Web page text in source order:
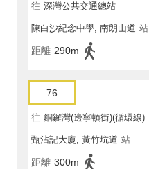
往 深灣公共交通總站
陳白沙紀念中學, 南朗山道 站
距離 290m
76
往 銅鑼灣(邊寧頓街)(循環線)
甄沾記大廈, 黃竹坑道 站
距離 300m